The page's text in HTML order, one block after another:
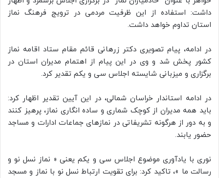
داشت: استفاده از این ظرفیت مردمی در ترویج فرهنگ نماز
استان تداوم خواهد داشت.
در ادامه، پیام تصویری دکتر زرهانی قائم مقام ستاد اقامه نماز
کشور پخش شد و وی در این پیام از اهتمام مدیران استان در
برگزاری و میزبانی شایسته اجلاس سی و یکم تقدیر کرد.
در ادامه استاندار خراسان‌ شمالی، در این آیین تقدیر اظهار کرد:
باید همه مدیران از کوچک شماری و ساده انگاری نماز، پرهیز کنند
و به دور از هرگونه تشریفاتی در نمازهای جماعات ادارات و مساجد
حضور یابند.
نوری با یادآوری موضوع اجلاس سی و یکم یعنی « نماز نسل نو و
رسالت ما »، تاکید کرد: برای تقویت ارتباط نسل نو با نماز و مسجد